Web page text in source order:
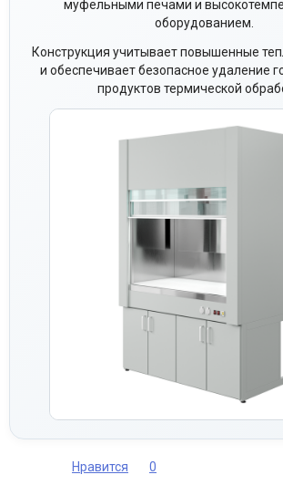
муфельными печами и
оборудованием.
Конструкция учитывает повышенные
и обеспечивает безопасное удаление
продуктов термической
Нравится 0